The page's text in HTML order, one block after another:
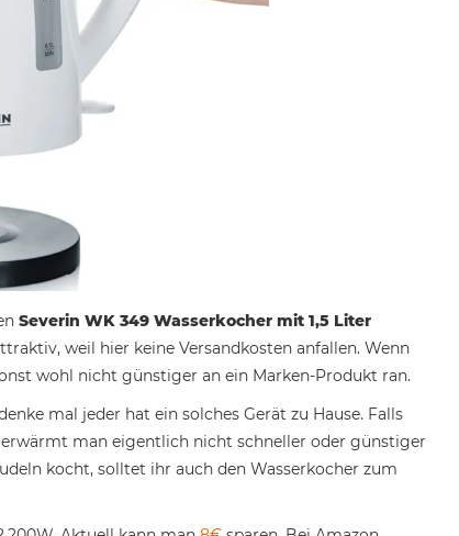
Severin WK 349 Wasserkocher mit 1,5 Liter
weil hier keine Versandkosten anfallen. Wenn
wohl nicht günstiger an ein Marken-Produkt ran.
mal jeder hat ein solches Gerät zu Hause. Falls
man eigentlich nicht schneller oder günstiger
kocht, solltet ihr auch den Wasserkocher zum